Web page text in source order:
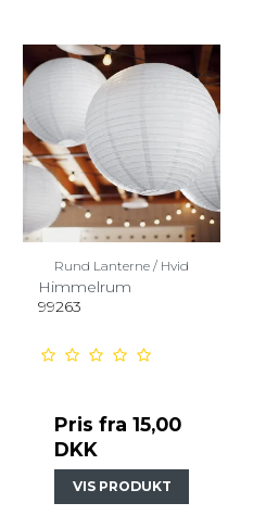
Rund Lanterne / Hvid
Himmelrum
99263
Pris fra 15,00
DKK
VIS PRODUKT